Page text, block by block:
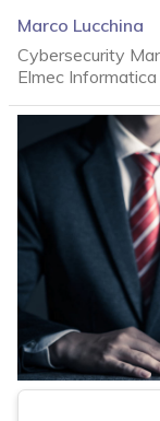
Marco Lucchina
Cybersecurity
Elmec Informatica